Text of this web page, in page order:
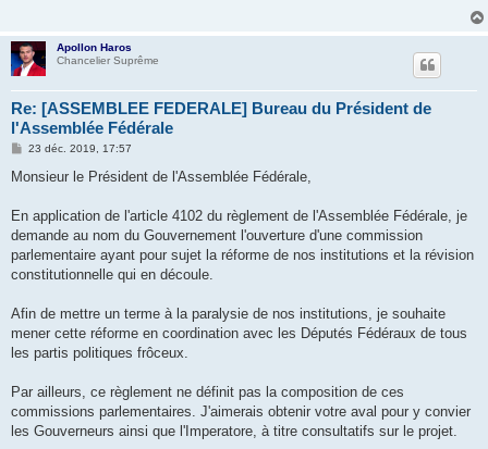
Apollon Haros
Chancelier Suprême
Re: [ASSEMBLEE FEDERALE] Bureau du Président de
l'Assemblée Fédérale
M
s
g
23 déc. 2019, 17:57
Monsieur le Président de l'Assemblée Fédérale,
En application de l'article 4102 du règlement de l'Assemblée Fédérale, je
demande au nom du Gouvernement l'ouverture d'une commission
parlementaire ayant pour sujet la réforme de nos institutions et la révision
constitutionnelle qui en découle.
Afin de mettre un terme à la paralysie de nos institutions, je souhaite
mener cette réforme en coordination avec les Députés Fédéraux de tous
les partis politiques frôceux.
Par ailleurs, ce règlement ne définit pas la composition de ces
commissions parlementaires. J'aimerais obtenir votre aval pour y convier
les Gouverneurs ainsi que l'Imperatore, à titre consultatifs sur le projet.